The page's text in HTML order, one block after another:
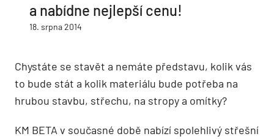
a nabídne nejlepší cenu!
18. srpna 2014
Chystáte se stavět a nemáte představu, kolik vás
to bude stát a kolik materiálu bude potřeba na
hrubou stavbu, střechu, na stropy a omítky?
KM BETA v současné době nabízí spolehlivý střešní